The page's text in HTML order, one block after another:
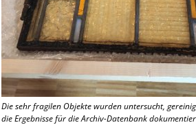
Die sehr fragilen Objekte wurden untersucht,
die Ergebnisse für die Archiv-Datenbank